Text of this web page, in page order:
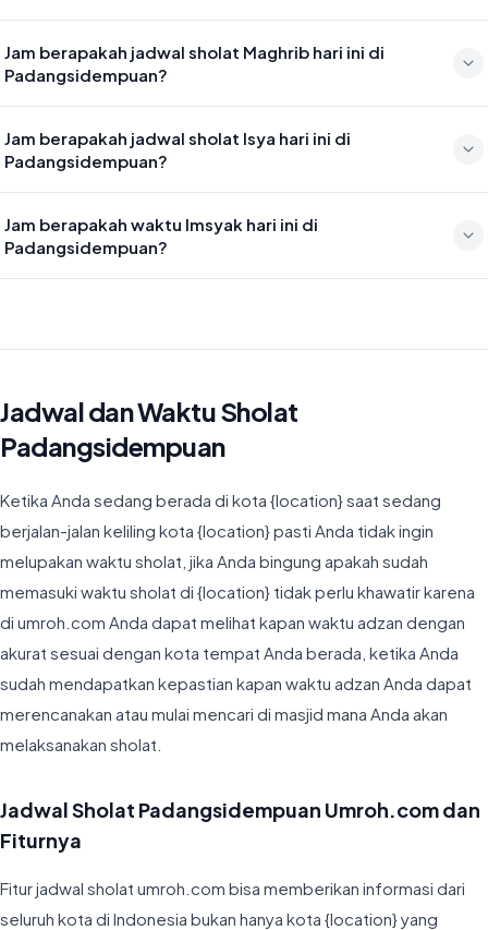
Jam berapakah jadwal sholat Maghrib hari ini di
Padangsidempuan?
Jam berapakah jadwal sholat Isya hari ini di
Padangsidempuan?
Jam berapakah waktu Imsyak hari ini di
Padangsidempuan?
Jadwal dan Waktu Sholat
Padangsidempuan
Ketika Anda sedang berada di kota {location} saat sedang
berjalan-jalan keliling kota {location} pasti Anda tidak ingin
melupakan waktu sholat, jika Anda bingung apakah sudah
memasuki waktu sholat di {location} tidak perlu khawatir karena
di umroh.com Anda dapat melihat kapan waktu adzan dengan
akurat sesuai dengan kota tempat Anda berada, ketika Anda
sudah mendapatkan kepastian kapan waktu adzan Anda dapat
merencanakan atau mulai mencari di masjid mana Anda akan
melaksanakan sholat.
Jadwal Sholat Padangsidempuan Umroh.com dan
Fiturnya
Fitur jadwal sholat umroh.com bisa memberikan informasi dari
seluruh kota di Indonesia bukan hanya kota {location} yang